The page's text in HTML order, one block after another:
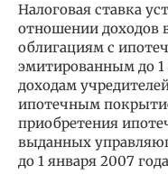
Налоговая ставка
отношении доходов
облигациям с
эмитированным до 1
доходам
ипотечным
приобретения
выданных
до 1 января 2007